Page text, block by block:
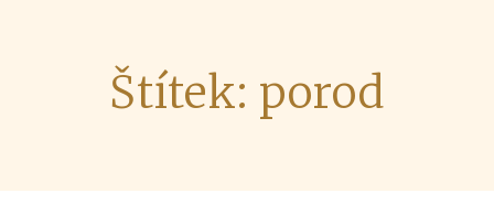
Štítek: porod